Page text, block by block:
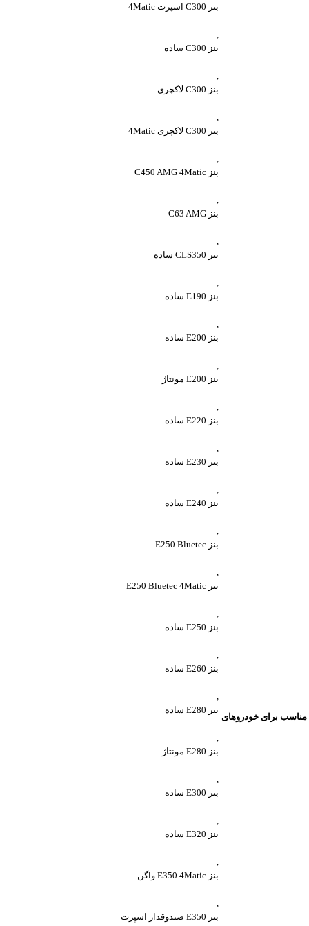
مناسب برای خودروهای
بنز C300 اسپرت 4Matic
,
بنز C300 ساده
,
بنز C300 لاکچری
,
بنز C300 لاکچری 4Matic
,
بنز C450 AMG 4Matic
,
بنز C63 AMG
,
بنز CLS350 ساده
,
بنز E190 ساده
,
بنز E200 ساده
,
بنز E200 مونتاژ
,
بنز E220 ساده
,
بنز E230 ساده
,
بنز E240 ساده
,
بنز E250 Bluetec
,
بنز E250 Bluetec 4Matic
,
بنز E250 ساده
,
بنز E260 ساده
,
بنز E280 ساده
,
بنز E280 مونتاژ
,
بنز E300 ساده
,
بنز E320 ساده
,
بنز E350 4Matic واگن
,
بنز E350 صندوقدار اسپرت